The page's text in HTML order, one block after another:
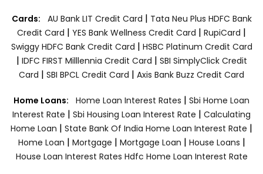
Cards: AU Bank LIT Credit Card | Tata Neu Plus HDFC Bank
Credit Card | YES Bank Wellness Credit Card | RupiCard |
Swiggy HDFC Bank Credit Card | HSBC Platinum Credit Card
| IDFC FIRST Milllennia Credit Card | SBI SimplyClick Credit
Card | SBI BPCL Credit Card | Axis Bank Buzz Credit Card
Home Loans: Home Loan Interest Rates | Sbi Home Loan
Interest Rate | Sbi Housing Loan Interest Rate | Calculating
Home Loan | State Bank Of India Home Loan Interest Rate |
Home Loan | Mortgage | Mortgage Loan | House Loans |
House Loan Interest Rates Hdfc Home Loan Interest Rate